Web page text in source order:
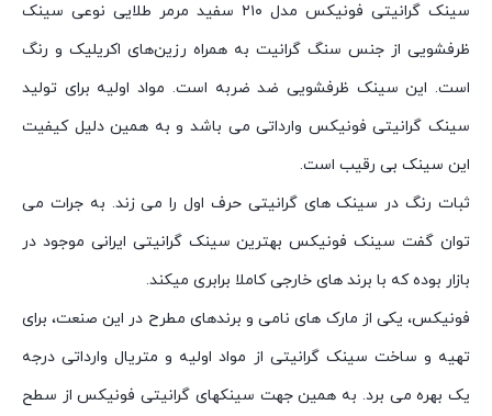
سینک گرانیتی فونیکس مدل ۲۱۰ سفید مرمر طلایی نوعی سینک
ظرفشویی از جنس سنگ گرانیت به همراه رزین‌های اکریلیک و رنگ
است. این سینک ظرفشویی ضد ضربه است. مواد اولیه برای تولید
سینک گرانیتی فونیکس وارداتی می باشد و به همین دلیل کیفیت
این سینک بی رقیب است.
ثبات رنگ در سینک های گرانیتی حرف اول را می زند. به جرات می
توان گفت سینک فونیکس بهترین سینک گرانیتی ایرانی موجود در
بازار بوده که با برند های خارجی کاملا برابری میکند.
فونیکس، یکی از مارک های نامی و برندهای مطرح در این صنعت، برای
تهیه و ساخت سینک گرانیتی از مواد اولیه و متریال وارداتی درجه
یک بهره می برد. به همین جهت سینکهای گرانیتی فونیکس از سطح